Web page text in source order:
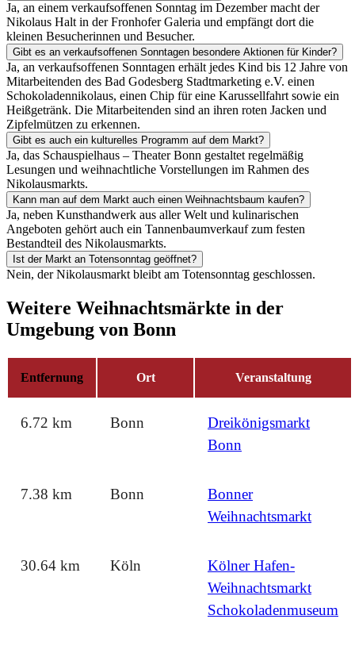
Ja, an einem verkaufsoffenen Sonntag im Dezember macht der
Nikolaus Halt in der Fronhofer Galeria und empfängt dort die
kleinen Besucherinnen und Besucher.
Gibt es an verkaufsoffenen Sonntagen besondere Aktionen für Kinder?
Ja, an verkaufsoffenen Sonntagen erhält jedes Kind bis 12 Jahre von
Mitarbeitenden des Bad Godesberg Stadtmarketing e.V. einen
Schokoladennikolaus, einen Chip für eine Karussellfahrt sowie ein
Heißgetränk. Die Mitarbeitenden sind an ihren roten Jacken und
Zipfelmützen zu erkennen.
Gibt es auch ein kulturelles Programm auf dem Markt?
Ja, das Schauspielhaus – Theater Bonn gestaltet regelmäßig
Lesungen und weihnachtliche Vorstellungen im Rahmen des
Nikolausmarkts.
Kann man auf dem Markt auch einen Weihnachtsbaum kaufen?
Ja, neben Kunsthandwerk aus aller Welt und kulinarischen
Angeboten gehört auch ein Tannenbaumverkauf zum festen
Bestandteil des Nikolausmarkts.
Ist der Markt an Totensonntag geöffnet?
Nein, der Nikolausmarkt bleibt am Totensonntag geschlossen.
Weitere Weihnachtsmärkte in der
Umgebung von Bonn
Entfernung Ort Veranstaltung
6.72 km Bonn
Dreikönigsmarkt
Bonn
7.38 km Bonn
Bonner
Weihnachtsmarkt
30.64 km Köln
Kölner Hafen-
Weihnachtsmarkt
Schokoladenmuseum